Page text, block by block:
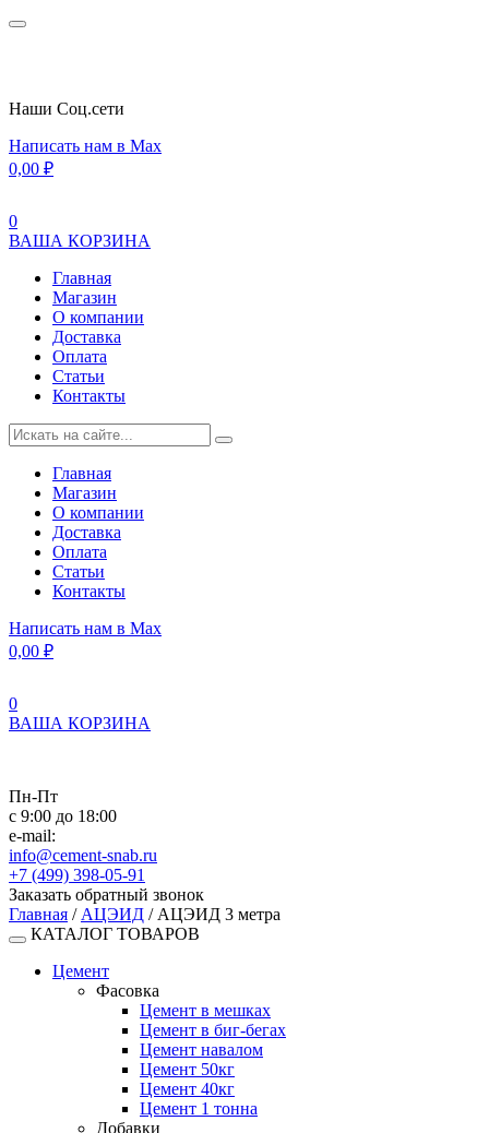
Наши Cоц.сети
Написать нам в Max
0,00 ₽
0
ВАША КОРЗИНА
Главная
Магазин
О компании
Доставка
Оплата
Статьи
Контакты
Главная
Магазин
О компании
Доставка
Оплата
Статьи
Контакты
Написать нам в Max
0,00 ₽
0
ВАША КОРЗИНА
Пн-Пт
с 9:00 до 18:00
e-mail:
info@cement-snab.ru
+7 (499) 398-05-91
Заказать обратный звонок
Главная / АЦЭИД / АЦЭИД 3 метра
КАТАЛОГ ТОВАРОВ
Цемент
Фасовка
Цемент в мешках
Цемент в биг-бегах
Цемент навалом
Цемент 50кг
Цемент 40кг
Цемент 1 тонна
Добавки